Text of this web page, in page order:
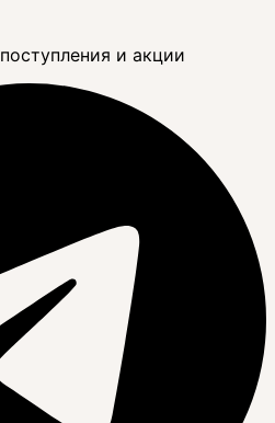
и акции